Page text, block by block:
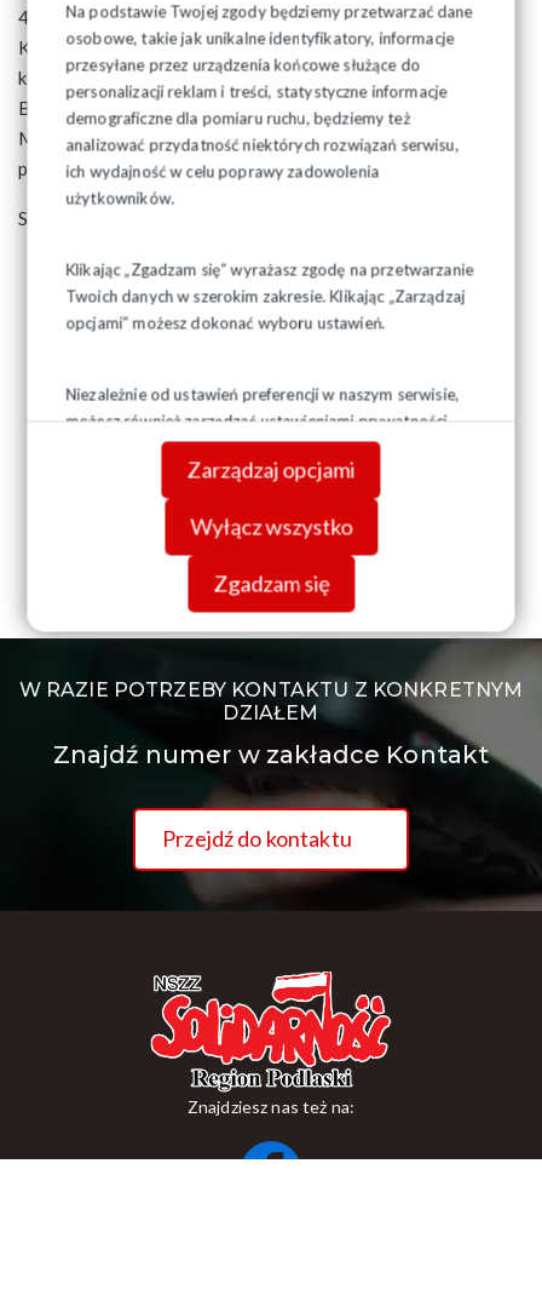
Na podstawie Twojej zgody będziemy przetwarzać dane
osobowe, takie jak unikalne identyfikatory, informacje
przesyłane przez urządzenia końcowe służące do
personalizacji reklam i treści, statystyczne informacje
demograficzne dla pomiaru ruchu, będziemy też
analizować przydatność niektórych rozwiązań serwisu,
ich wydajność w celu poprawy zadowolenia
użytkowników.
Klikając „Zgadzam się” wyrażasz zgodę na przetwarzanie
Twoich danych w szerokim zakresie. Klikając „Zarządzaj
opcjami” możesz dokonać wyboru ustawień.
Niezależnie od ustawień preferencji w naszym serwisie,
możesz również zarządzać ustawieniami prywatności
swojej przeglądarki. Więcej informacji o przetwarzaniu
danych znajdziesz wPolityce prywatności.
Zarządzaj opcjami
Wyłącz wszystko
Zgadzam się
4 marca 2022 roku odędą się uroczystości Świętego
Kazimierza, patrona Metropolii Białostockiej, O godz. 18.00
kościele (dolnym) św. Kazimierza przy ulicy Leszczynowej w
Białymstoku zostanie odprawiona uroczysta Msza św.
Metropolitalna z udziałem księży biskupów, której
przewodniczyć będzie ks. arcybiskup Józef Guzdek.
Serdecznie zapraszamy do udziału w uroczystościach
W RAZIE POTRZEBY KONTAKTU Z KONKRETNYM
DZIAŁEM
Znajdź numer w zakładce Kontakt
Przejdź do kontaktu
Znajdziesz nas też na: